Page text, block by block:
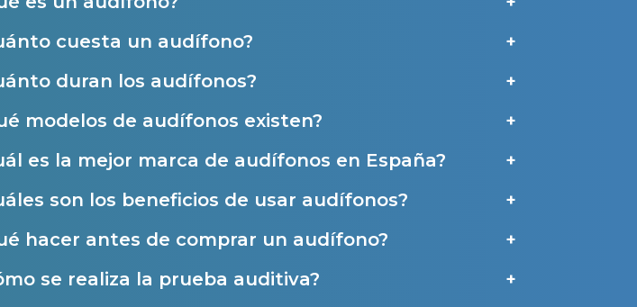
cuesta un audífono?
duran los audífonos?
modelos de audífonos existen?
es la mejor marca de audífonos en España?
son los beneficios de usar audífonos?
hacer antes de comprar un audífono?
se realiza la prueba auditiva?
personalizada
de audífonos
de audífonos
de audífonos
a domicilio
para audífonos
Al hacer click en «Contáctanos» declaras haber leído y aceptado nuestra
Política de Privacidad